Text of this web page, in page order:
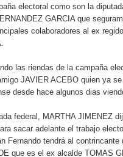
electoral como son la
GARCIA que
colaboradores al ex
las riendas de la campaña
JAVIER ACEBO quien ya
desde hace algunos dias
federal, MARTHA JIMENEZ
sacar adelante el trabajo
Fernando tendrá al contrincante
que es el ex alcalde TOMAS